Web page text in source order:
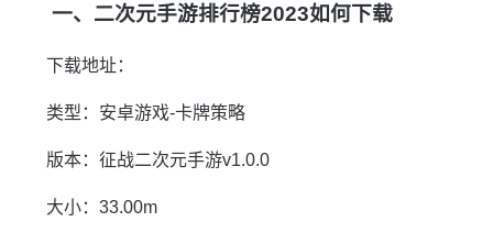
一、二次元手游排行榜2023如何下载
下载地址：
类型：安卓游戏-卡牌策略
版本：征战二次元手游v1.0.0
大小：33.00m